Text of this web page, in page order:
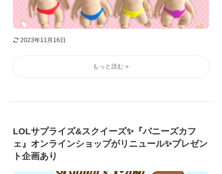
2023年11月16日
LOLサプライズ&スクイーズ✨『バニーズカフ
ェ』オンラインショップがリニュール✨プレゼン
ト企画あり